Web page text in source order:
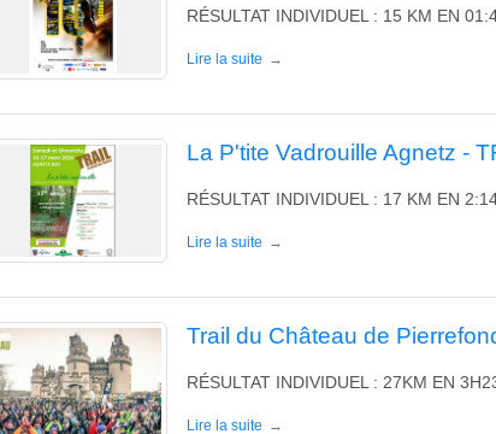
RÉSULTAT INDIVIDUEL : 15 KM EN
Lire la suite
La P'tite Vadrouille Agnetz -
RÉSULTAT INDIVIDUEL : 17 KM EN
Lire la suite
Trail du Château de
RÉSULTAT INDIVIDUEL : 27KM EN
Lire la suite